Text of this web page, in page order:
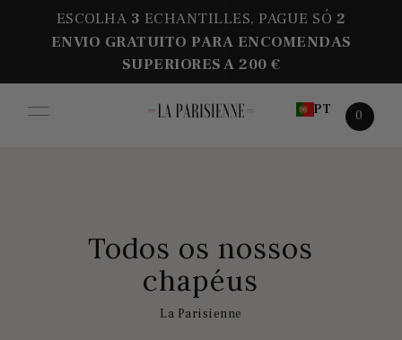
ESCOLHA 3 ECHANTILLES, PAGUE SÓ 2
ENVIO GRATUITO PARA ENCOMENDAS
SUPERIORES A 200 €
PT 0
Todos os nossos
chapéus
La Parisienne